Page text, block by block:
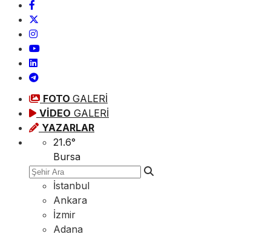
FOTO GALERİ
VİDEO GALERİ
YAZARLAR
21.6°
Bursa
İstanbul
Ankara
İzmir
Adana